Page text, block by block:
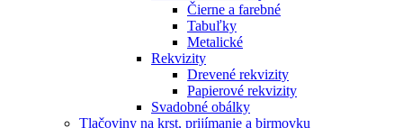
Čierne a farebné
Tabuľky
Metalické
Rekvizity
Drevené rekvizity
Papierové rekvizity
Svadobné obálky
Tlačoviny na krst, prijímanie a birmovku